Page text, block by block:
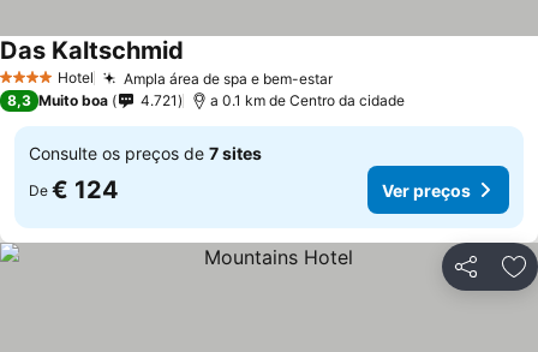
4 EstrelasHotel Ampla área de spa e bem-estarVer preços
Das Kaltschmid
8,3 Muito boa 4.721 a 0.1 km de Centro da cidade
Consulte os preços de 7 sites
De € 124 Ver preços
Partilhar